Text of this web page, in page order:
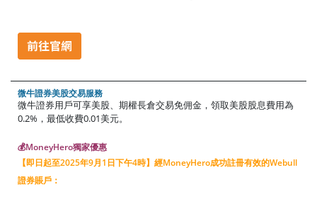
微牛證券美股交易服務
微牛證券用戶可享美股、期權長倉交易免佣金，領取美股股息費用為
0.2%，最低收費0.01美元。
💰MoneyHero獨家優惠
【即日起至2025年9月1日下午4時】經MoneyHero成功註冊有效的Webull
證券賬戶：